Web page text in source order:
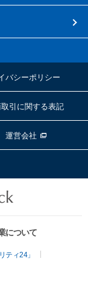
バシーポリシー
引に関する表記
運営会社
について
ティ24」